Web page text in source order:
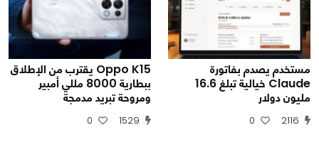
مستخدم يصدم بفاتورة
Claude خيالية تبلغ 16.6
مليون دولار
2116
0
Oppo K15 يقترب من الإطلاق
ببطارية 8000 مللي أمبير
ومروحة تبريد مدمجة
1529
0